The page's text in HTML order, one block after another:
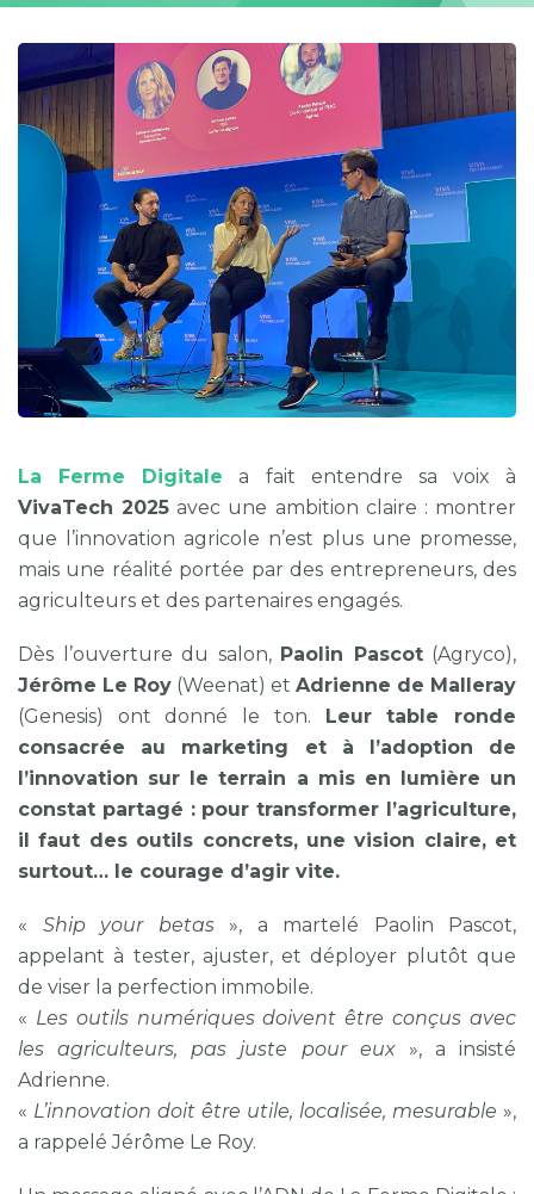
La Ferme Digitale a fait entendre sa voix à
VivaTech 2025 avec une ambition claire : montrer
que l’innovation agricole n’est plus une promesse,
mais une réalité portée par des entrepreneurs, des
agriculteurs et des partenaires engagés.
Dès l’ouverture du salon, Paolin Pascot(Agryco),
Jérôme Le Roy (Weenat) et Adrienne de Malleray
(Genesis) ont donné le ton. Leur table ronde
consacrée au marketing et à l’adoption de
l’innovation sur le terrain a mis en lumière un
constat partagé : pour transformer l’agriculture,
il faut des outils concrets, une vision claire, et
surtout… le courage d’agir vite.
« Ship your betas», a martelé Paolin Pascot,
appelant à tester, ajuster, et déployer plutôt que
de viser la perfection immobile.
« Les outils numériques doivent être conçus avec
les agriculteurs, pas juste pour eux», a insisté
Adrienne.
« L’innovation doit être utile, localisée, mesurable »,
a rappelé Jérôme Le Roy.